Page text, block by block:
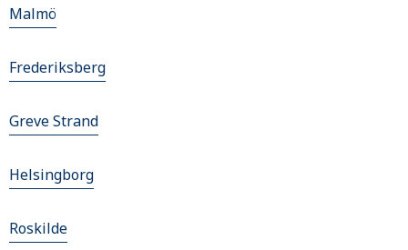
Malmö
Frederiksberg
Greve Strand
Helsingborg
Roskilde